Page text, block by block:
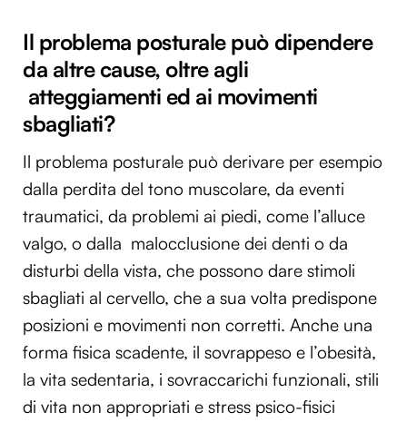
Il problema posturale può dipendere
da altre cause, oltre agli
atteggiamenti ed ai movimenti
sbagliati?
Il problema posturale può derivare per esempio
dalla perdita del tono muscolare, da eventi
traumatici, da problemi ai piedi, come l’alluce
valgo, o dalla malocclusione dei denti o da
disturbi della vista, che possono dare stimoli
sbagliati al cervello, che a sua volta predispone
posizioni e movimenti non corretti. Anche una
forma fisica scadente, il sovrappeso e l’obesità,
la vita sedentaria, i sovraccarichi funzionali, stili
di vita non appropriati e stress psico-fisici